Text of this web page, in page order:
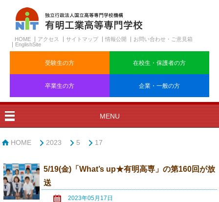
HOME アクセス サイトマップ 情報公開
お問い合わせ・ご意見箱
EnglishSite
受験生の方 在校生・保護者の方
卒業生の方 企業・一般の方
MENU
HOME 2023 5 17
5/19(金)「What’s up★有明高専」の第160回が放
送
2023年05月17日